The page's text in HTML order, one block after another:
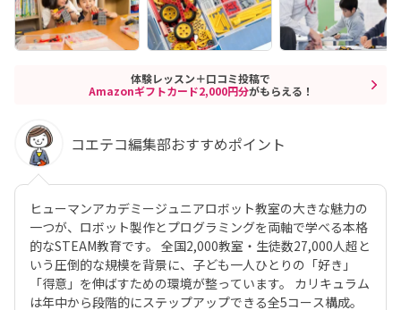
体験レッスン＋口コミ投稿で
Amazonギフトカード2,000円分がもらえる！
コエテコ編集部おすすめポイント
ヒューマンアカデミージュニアロボット教室の大きな魅力の
一つが、ロボット製作とプログラミングを両軸で学べる本格
的なSTEAM教育です。 全国2,000教室・生徒数27,000人超と
いう圧倒的な規模を背景に、子ども一人ひとりの「好き」
「得意」を伸ばすための環境が整っています。 カリキュラム
は年中から段階的にステップアップできる全5コース構成。